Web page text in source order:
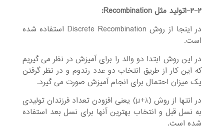
۱−۲−۲تولید مثل Recombination
:
در اینجا از روش Discrete Recombination استفاده شده
است.
در این روش ابتدا دو والد را برای آمیزش در نظر می گیریم
که این کار از طریق انتخاب دو عدد رندوم و در نظر گرفتن
یک میزان احتمال برای انجام آمیزش صورت می گیرد.
در انتها از روش (µ+λ) یعنی افزودن تعداد فرزندان تولیدی
به نسل قبل و انتخاب بهترین آنها برای نسل بعد استفاده
شده است.